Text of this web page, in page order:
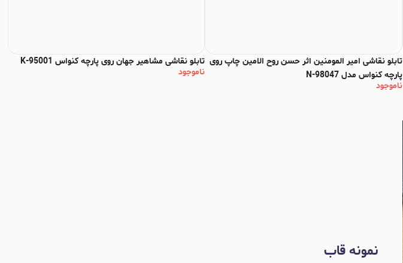
تابلو نقاشی امیر المومنین اثر حسن روح الامین چاپ روی
پارچه کنواس مدل N-98047
ناموجود
تابلو نقاشی مشاهیر جهان روی پارچه کنواس K-95001
ناموجود
نمونه قاب